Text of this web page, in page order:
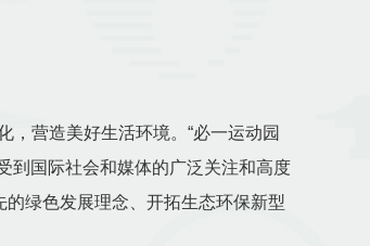
营造美好生活环境。“必一运动园
到国际社会和媒体的广泛关注和高度
绿色发展理念、开拓生态环保新型